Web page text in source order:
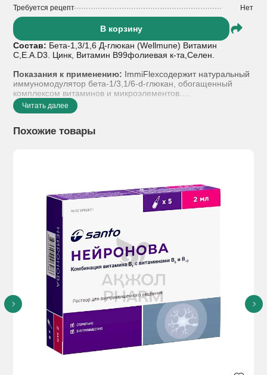
Требуется рецепт Нет
В корзину
Состав: Бета-1,3/1,6 Д-глюкан (Wellmune) Витамин
С,E.A.D3. Цинк, Витамин В99фолиевая к-та,Селен.
Показания к применению: ImmiFlexсодержит натуральный
иммуномодулятор бета-1/3,1/6-d-глюкан, обогащенный
комплексом витаминов и микроэлементов.
Способствует повышению эффективности иммунной
- для поддержки оздоровительных эффектов
медикаментозного лечения и снижения риска осложнений (в
комплексе с антибиотиками, противовирусными,
противопротозойными, противогрибковыми и др.
средствами);
- для профилактики рецедивов при хронических
заболеваниях;
- в период вакцинации (стимулирует выработку иммунного
ответа);
- до и после оперативного вмешательства (профилактика
развития осложнений);
- для снижения степени побочного действия и облегчения
симптомов интоксикации в период до, во время и после
Читать далее
Похожие товары